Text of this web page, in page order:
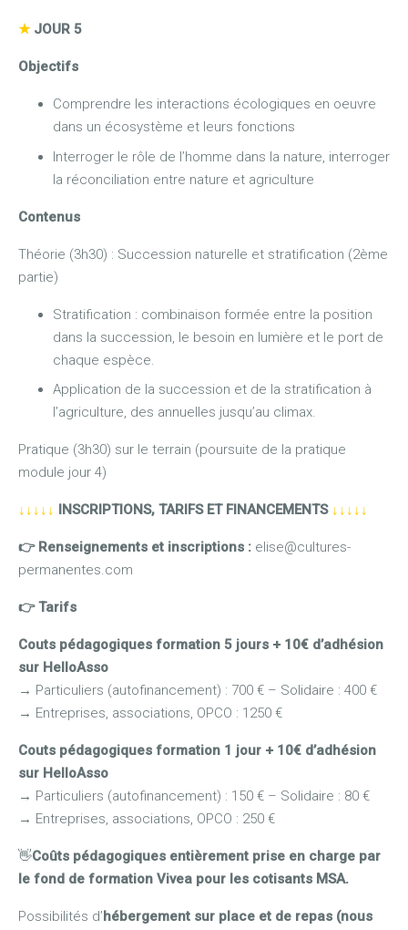
★JOUR 5
Objectifs
Comprendre les interactions écologiques en oeuvre
dans un écosystème et leurs fonctions
Interroger le rôle de l’homme dans la nature, interroger
la réconciliation entre nature et agriculture
Contenus
Théorie (3h30) : Succession naturelle et stratification (2ème
partie)
Stratification : combinaison formée entre la position
dans la succession, le besoin en lumière et le port de
chaque espèce.
Application de la succession et de la stratification à
l’agriculture, des annuelles jusqu’au climax.
Pratique (3h30) sur le terrain (poursuite de la pratique
module jour 4)
↓↓↓↓↓ INSCRIPTIONS, TARIFS ET FINANCEMENTS↓↓↓↓↓
👉 Renseignements et inscriptions : elise@cultures-
permanentes.com
👉Tarifs
Couts pédagogiques formation 5 jours + 10€ d’adhésion
sur HelloAsso
→ Particuliers (autofinancement) : 700 € – Solidaire : 400 €
→ Entreprises, associations, OPCO : 1250 €
Couts pédagogiques formation 1 jour + 10€ d’adhésion
sur HelloAsso
→ Particuliers (autofinancement) : 150 € – Solidaire : 80 €
→ Entreprises, associations, OPCO : 250 €
👋Coûts pédagogiques entièrement prise en charge par
le fond de formation Vivea pour les cotisants MSA.
Possibilités d’hébergement sur place et de repas (nous